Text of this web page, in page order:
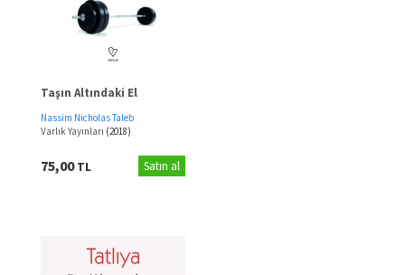
Taşın Altındaki El
Nassim Nicholas Taleb
Varlık Yayınları (2018)
75,00TL Satın al